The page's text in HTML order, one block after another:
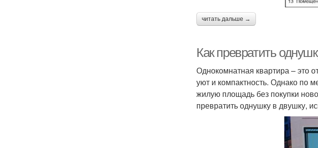
читать дальше →
Как превратить
Однокомнатная квартира – это
уют и компактность. Однако по
жилую площадь без покупки
превратить однушку в двушку,